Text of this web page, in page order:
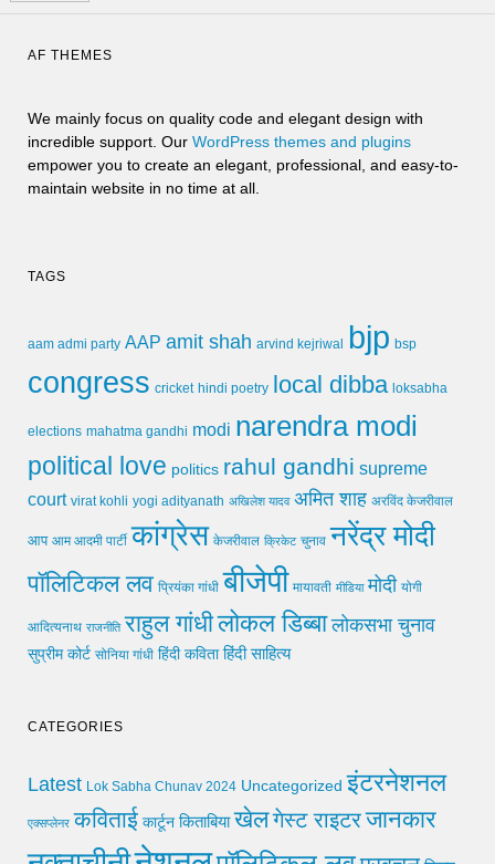
AF THEMES
We mainly focus on quality code and elegant design with
incredible support. Our WordPress themes and plugins
empower you to create an elegant, professional, and easy-to-
maintain website in no time at all.
TAGS
aam admi party AAP amit shah arvind kejriwal bjp bsp
congress cricket hindi poetry local dibba loksabha
elections mahatma gandhi modi narendra modi
political love politics rahul gandhi supreme
court virat kohli yogi adityanath अखिलेश यादव अमित शाह अरविंद केजरीवाल
आप आम आदमी पार्टी कांग्रेस केजरीवाल क्रिकेट चुनाव नरेंद्र मोदी
पॉलिटिकल लव प्रियंका गांधी बीजेपी मायावती मीडिया मोदी योगी
आदित्यनाथ राजनीति राहुल गांधीलोकल डिब्बा लोकसभा चुनाव
सुप्रीम कोर्ट सोनिया गांधी हिंदी कविता हिंदी साहित्य
CATEGORIES
Latest Lok Sabha Chunav 2024 Uncategorized इंटरनेशनल
एक्सप्लेनर कविताई कार्टून किताबिया खेलगेस्ट राइटरजानकार